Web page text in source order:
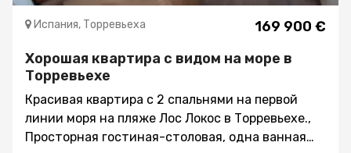
169 900 €
Испания, Торревьеха
Хорошая квартира с видом на море в
Торревьехе
Красивая квартира с 2 спальнями на первой
линии моря на пляже Лос Локос в Торревьехе.,
Просторная гостиная-столовая, одна ванная